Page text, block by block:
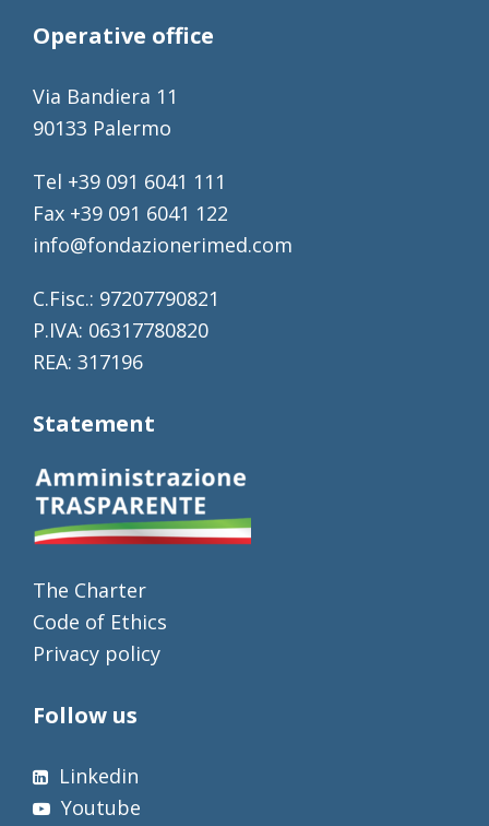
Operative office
Via Bandiera 11
90133 Palermo
Tel +39 091 6041 111
Fax +39 091 6041 122
info@fondazionerimed.com
C.Fisc.: 97207790821
P.IVA: 06317780820
REA: 317196
Statement
The Charter
Code of Ethics
Privacy policy
Follow us
Linkedin
Youtube